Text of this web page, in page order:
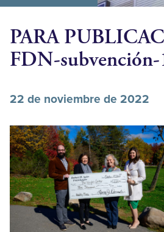
PARA
FDN-subvención-
22 de noviembre de 2022